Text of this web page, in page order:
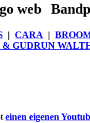
|CARA |
GUDRUN
einen eigenen